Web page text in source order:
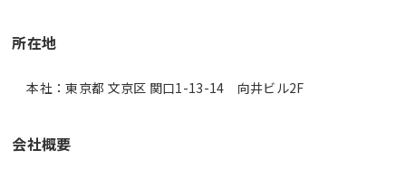
所在地
本社：東京都 文京区 関口1-13-14 向井ビル2F
会社概要